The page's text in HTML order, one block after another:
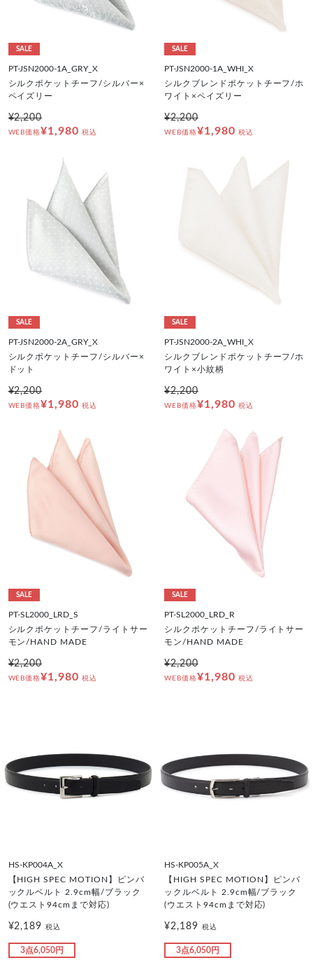
SALE
PT-JSN2000-1A_GRY_X
シルクポケットチーフ/シルバー×
ペイズリー
¥2,200
WEB価格¥1,980 税込
SALE
PT-JSN2000-1A_WHI_X
シルクブレンドポケットチーフ/ホ
ワイト×ペイズリー
¥2,200
WEB価格¥1,980 税込
SALE
PT-JSN2000-2A_GRY_X
シルクポケットチーフ/シルバー×
ドット
¥2,200
WEB価格¥1,980 税込
SALE
PT-JSN2000-2A_WHI_X
シルクブレンドポケットチーフ/ホ
ワイト×小紋柄
¥2,200
WEB価格¥1,980 税込
SALE
PT-SL2000_LRD_S
シルクポケットチーフ/ライトサー
モン/HAND MADE
¥2,200
WEB価格¥1,980 税込
SALE
PT-SL2000_LRD_R
シルクポケットチーフ/ライトサー
モン/HAND MADE
¥2,200
WEB価格¥1,980 税込
HS-KP004A_X
【HIGH SPEC MOTION】ピンバ
ックルベルト 2.9cm幅/ブラック
(ウエスト94cmまで対応)
¥2,189税込
3点6,050円
HS-KP005A_X
【HIGH SPEC MOTION】ピンバ
ックルベルト 2.9cm幅/ブラック
(ウエスト94cmまで対応)
¥2,189 税込
3点6,050円